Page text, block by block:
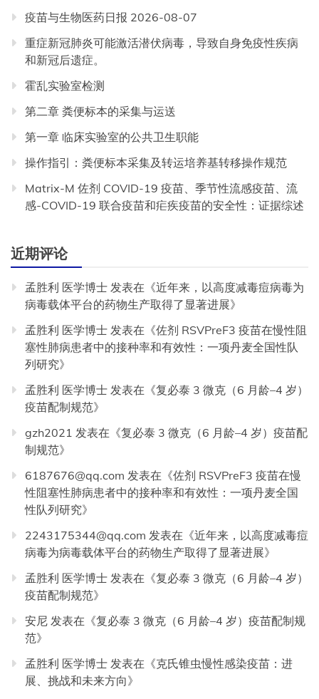
疫苗与生物医药日报 2026-08-07
重症新冠肺炎可能激活潜伏病毒，导致自身免疫性疾病
和新冠后遗症。
霍乱实验室检测
第二章 粪便标本的采集与运送
第一章 临床实验室的公共卫生职能
操作指引：粪便标本采集及转运培养基转移操作规范
Matrix-M 佐剂 COVID-19 疫苗、季节性流感疫苗、流
感-COVID-19 联合疫苗和疟疾疫苗的安全性：证据综述
近期评论
孟胜利 医学博士 发表在《近年来，以高度减毒痘病毒为
病毒载体平台的药物生产取得了显著进展》
孟胜利 医学博士 发表在《佐剂 RSVPreF3 疫苗在慢性阻
塞性肺病患者中的接种率和有效性：一项丹麦全国性队
列研究》
孟胜利 医学博士 发表在《复必泰 3 微克（6 月龄–4 岁）
疫苗配制规范》
gzh2021 发表在《复必泰 3 微克（6 月龄–4 岁）疫苗配
制规范》
6187676@qq.com 发表在《佐剂 RSVPreF3 疫苗在慢
性阻塞性肺病患者中的接种率和有效性：一项丹麦全国
性队列研究》
2243175344@qq.com 发表在《近年来，以高度减毒痘
病毒为病毒载体平台的药物生产取得了显著进展》
孟胜利 医学博士 发表在《复必泰 3 微克（6 月龄–4 岁）
疫苗配制规范》
安尼 发表在《复必泰 3 微克（6 月龄–4 岁）疫苗配制规
范》
孟胜利 医学博士 发表在《克氏锥虫慢性感染疫苗：进
展、挑战和未来方向》